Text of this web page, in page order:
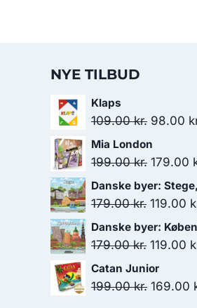
NYE TILBUD
Klaps
109.00kr. Den
pris
109.00
98.00
Mia London
199.00kr. Den
pris
199.00
179.00
Danske byer:
179.00kr. Den
pris
179.00
119.00
Danske byer:
179.00kr. Den
pris
119.00
Catan Junior
199.00kr. Den
169.00